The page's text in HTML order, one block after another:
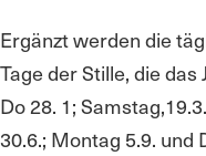
Ergänzt werden die
Tage der Stille, die
Do 28. 1;
30.6.; Montag 5.9. und